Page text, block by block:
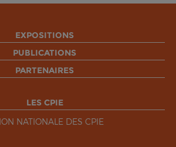
EXPOSITIONS
PUBLICATIONS
PARTENAIRES
LES CPIE
NATIONALE DES CPIE